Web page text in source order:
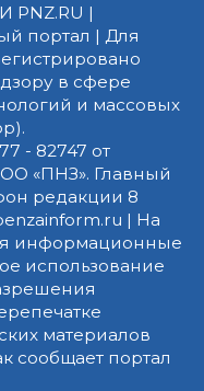
PNZ.RU |
портал | Для
в сфере
и массовых
- 82747 от
«ПНЗ». Главный
редакции 8
| На
информационные
использование
материалов
сообщает портал